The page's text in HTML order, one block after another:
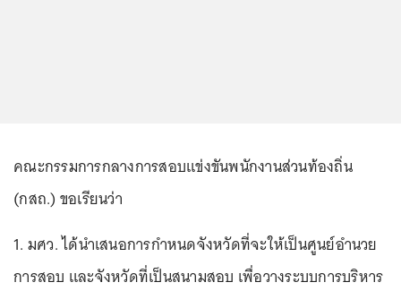
คณะกรรมการกลางการสอบแข่งขันพนักงานส่วนท้องถิ่น
(กสถ.) ขอเรียนว่า
1. มศว. ได้นำเสนอการกำหนดจังหวัดที่จะให้เป็นศูนย์อำนวย
การสอบ และจังหวัดที่เป็นสนามสอบ เพื่อวางระบบการบริหาร